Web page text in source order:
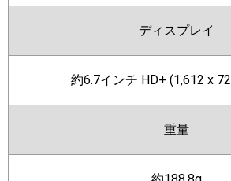
ディスプレイ
約6.7インチ HD+ (1,612 x
重量